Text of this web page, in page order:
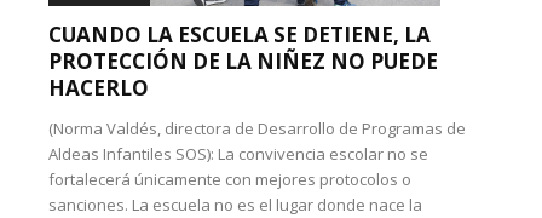
CUANDO LA ESCUELA SE DETIENE, LA
PROTECCIÓN DE LA NIÑEZ NO PUEDE
HACERLO
(Norma Valdés, directora de Desarrollo de Programas de
Aldeas Infantiles SOS): La convivencia escolar no se
fortalecerá únicamente con mejores protocolos o
sanciones. La escuela no es el lugar donde nace la